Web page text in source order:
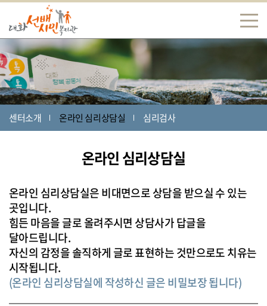
센터소개 온라인 심리상담실 심리검사
온라인 심리상담실
온라인 심리상담실은 비대면으로 상담을 받으실 수 있는
곳입니다.
힘든 마음을 글로 올려주시면 상담사가 답글을
달아드립니다.
자신의 감정을 솔직하게 글로 표현하는 것만으로도 치유는
시작됩니다.
(온라인 심리상담실에 작성하신 글은 비밀보장 됩니다)